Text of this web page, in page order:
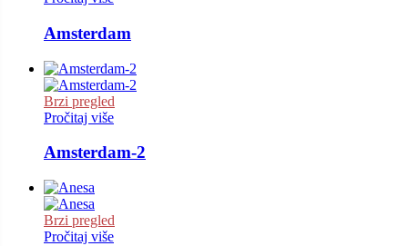
Amsterdam
Brzi pregled
Pročitaj više
Amsterdam-2
Brzi pregled
Pročitaj više